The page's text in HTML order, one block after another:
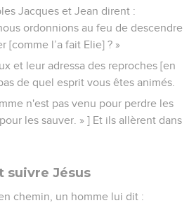
Jacques et Jean dirent :
ordonnions au feu de descendre
[comme l’a fait Elie] ? »
et leur adressa des reproches [en
de quel esprit vous êtes animés.
n'est pas venu pour perdre les
les sauver. » ] Et ils allèrent dans
suivre Jésus
chemin, un homme lui dit :